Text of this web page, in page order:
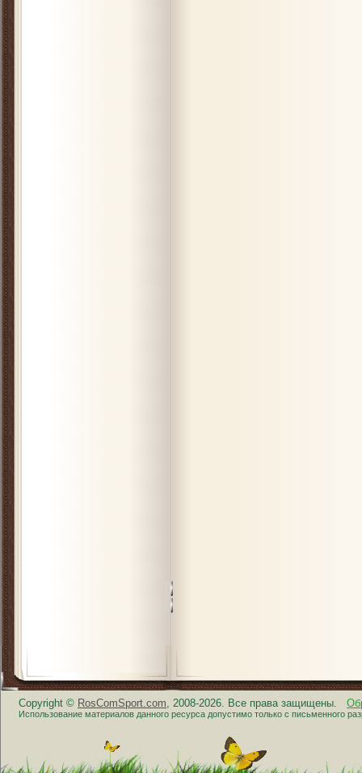
Copyright © RosComSport.com, 2008-2026. Все права защищены.
Использование материалов данного ресурса допустимо только с письменного